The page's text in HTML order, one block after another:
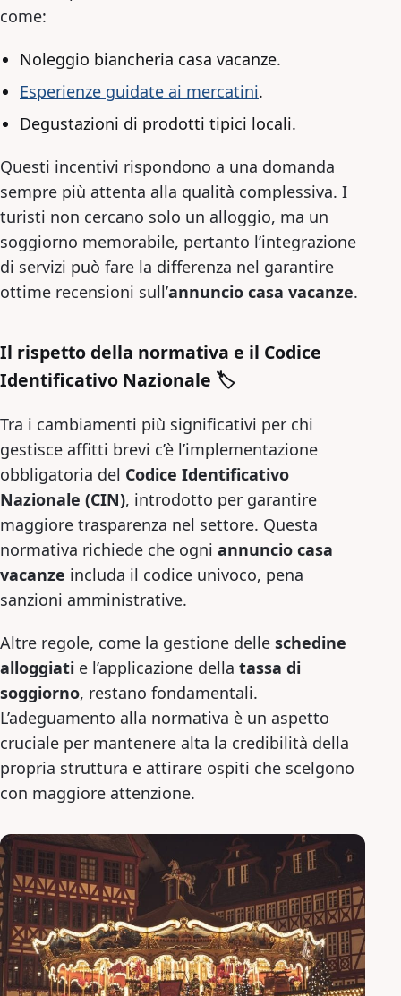
come:
Noleggio biancheria casa vacanze.
Esperienze guidate ai mercatini.
Degustazioni di prodotti tipici locali.
Questi incentivi rispondono a una domanda
sempre più attenta alla qualità complessiva. I
turisti non cercano solo un alloggio, ma un
soggiorno memorabile, pertanto l’integrazione
di servizi può fare la differenza nel garantire
ottime recensioni sull’annuncio casa vacanze.
Il rispetto della normativa e il Codice
Identificativo Nazionale 🏷️
Tra i cambiamenti più significativi per chi
gestisce affitti brevi c’è l’implementazione
obbligatoria del Codice Identificativo
Nazionale (CIN), introdotto per garantire
maggiore trasparenza nel settore. Questa
normativa richiede che ogni annuncio casa
vacanze includa il codice univoco, pena
sanzioni amministrative.
Altre regole, come la gestione delle schedine
alloggiati e l’applicazione della tassa di
soggiorno, restano fondamentali.
L’adeguamento alla normativa è un aspetto
cruciale per mantenere alta la credibilità della
propria struttura e attirare ospiti che scelgono
con maggiore attenzione.